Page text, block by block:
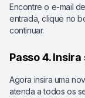
Encontre o e-mail
entrada, clique no
continuar.
Passo 4.
Agora insira uma
atenda a todos os